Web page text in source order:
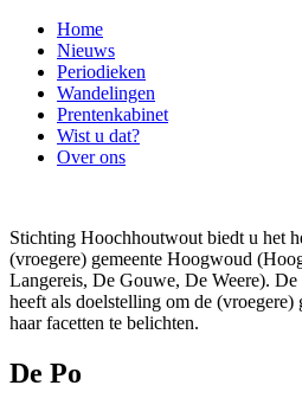
Home
Nieuws
Periodieken
Wandelingen
Prentenkabinet
Wist u dat?
Over ons
Stichting Hoochhoutwout biedt u het
(vroegere) gemeente Hoogwoud
Langereis, De Gouwe, De Weere).
heeft als doelstelling om de
haar facetten te belichten.
De Po